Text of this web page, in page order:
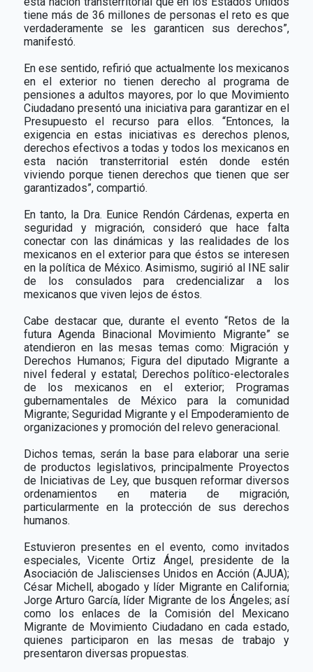
tiene más de 36 millones de personas el reto es que
verdaderamente se les garanticen sus derechos”,
manifestó.
En ese sentido, refirió que actualmente los mexicanos
en el exterior no tienen derecho al programa de
pensiones a adultos mayores, por lo que Movimiento
Ciudadano presentó una iniciativa para garantizar en el
Presupuesto el recurso para ellos. “Entonces, la
exigencia en estas iniciativas es derechos plenos,
derechos efectivos a todas y todos los mexicanos en
esta nación transterritorial estén donde estén
viviendo porque tienen derechos que tienen que ser
garantizados”, compartió.
En tanto, la Dra. Eunice Rendón Cárdenas, experta en
seguridad y migración, consideró que hace falta
conectar con las dinámicas y las realidades de los
mexicanos en el exterior para que éstos se interesen
en la política de México. Asimismo, sugirió al INE salir
de los consulados para credencializar a los
mexicanos que viven lejos de éstos.
Cabe destacar que, durante el evento “Retos de la
futura Agenda Binacional Movimiento Migrante” se
atendieron en las mesas temas como: Migración y
Derechos Humanos; Figura del diputado Migrante a
nivel federal y estatal; Derechos político-electorales
de los mexicanos en el exterior; Programas
gubernamentales de México para la comunidad
Migrante; Seguridad Migrante y el Empoderamiento de
organizaciones y promoción del relevo generacional.
Dichos temas, serán la base para elaborar una serie
de productos legislativos, principalmente Proyectos
de Iniciativas de Ley, que busquen reformar diversos
ordenamientos en materia de migración,
particularmente en la protección de sus derechos
humanos.
Estuvieron presentes en el evento, como invitados
especiales, Vicente Ortiz Ángel, presidente de la
Asociación de Jaliscienses Unidos en Acción (AJUA);
César Michell, abogado y líder Migrante en California;
Jorge Arturo García, líder Migrante de los Ángeles; así
como los enlaces de la Comisión del Mexicano
Migrante de Movimiento Ciudadano en cada estado,
quienes participaron en las mesas de trabajo y
presentaron diversas propuestas.